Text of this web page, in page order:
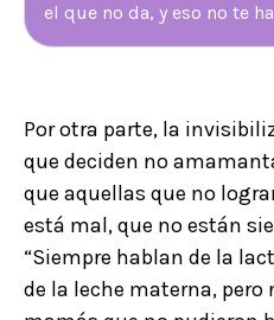
el que no da, y eso no te
Por otra parte, la
que deciden no
que aquellas que no
está mal, que no están
“Siempre hablan de la
de la leche materna, pero